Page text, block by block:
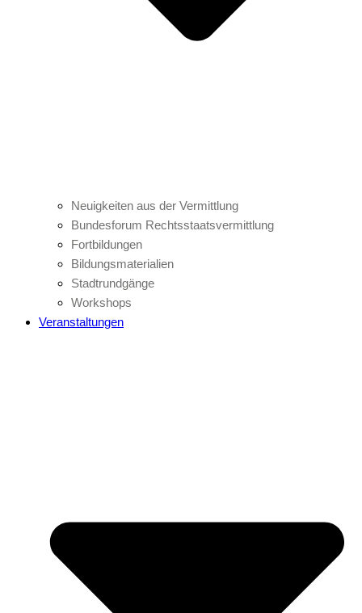
Neuigkeiten aus der Vermittlung
Bundesforum Rechtsstaatsvermittlung
Fortbildungen
Bildungsmaterialien
Stadtrundgänge
Workshops
Veranstaltungen